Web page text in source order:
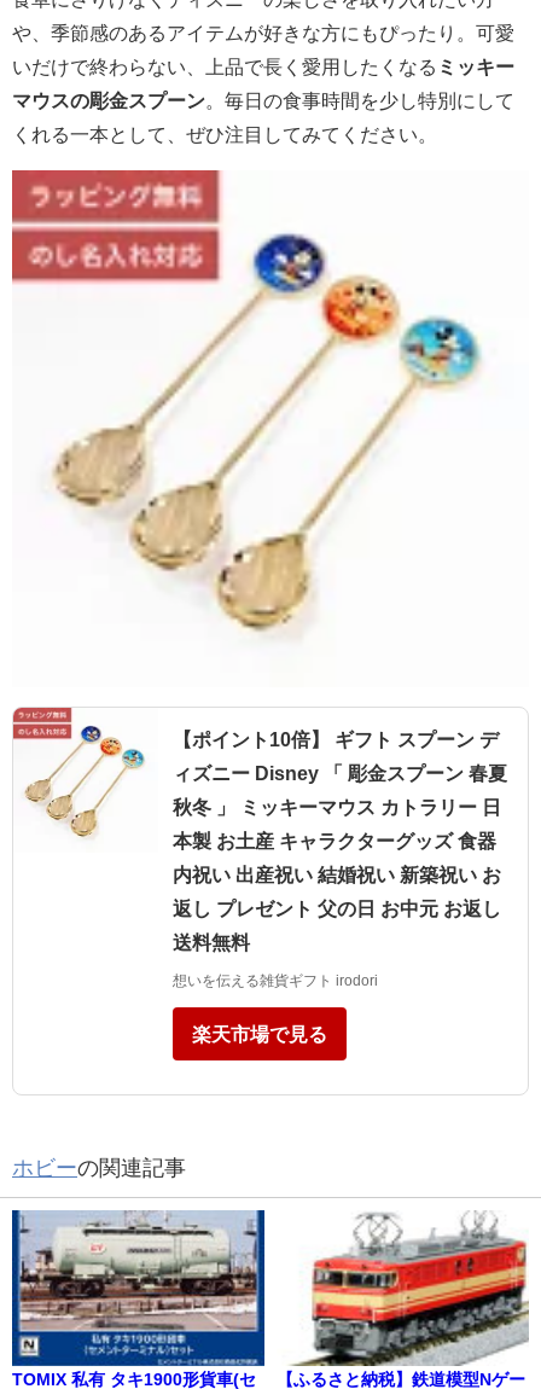
や、季節感のあるアイテムが好きな方にもぴったり。可愛
いだけで終わらない、上品で長く愛用したくなる ミッキー
マウスの彫金スプーン 。毎日の食事時間を少し特別にして
くれる一本として、ぜひ注目してみてください。
【ポイント10倍】 ギフト スプーン デ
ィズニー Disney 「 彫金スプーン 春夏
秋冬 」 ミッキーマウス カトラリー 日
本製 お土産 キャラクターグッズ 食器
内祝い 出産祝い 結婚祝い 新築祝い お
返し プレゼント 父の日 お中元 お返し
送料無料
想いを伝える雑貨ギフト irodori
楽天市場で見る
ホビーの関連記事
TOMIX 私有 タキ1900形貨車(セ
【ふるさと納税】鉄道模型Nゲー